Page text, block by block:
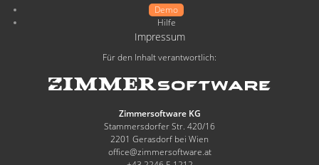
Demo
Hilfe
Impressum
Für den Inhalt verantwortlich:
Zimmersoftware KG
Stammersdorfer Str. 420/16
2201 Gerasdorf bei Wien
office@zimmersoftware.at